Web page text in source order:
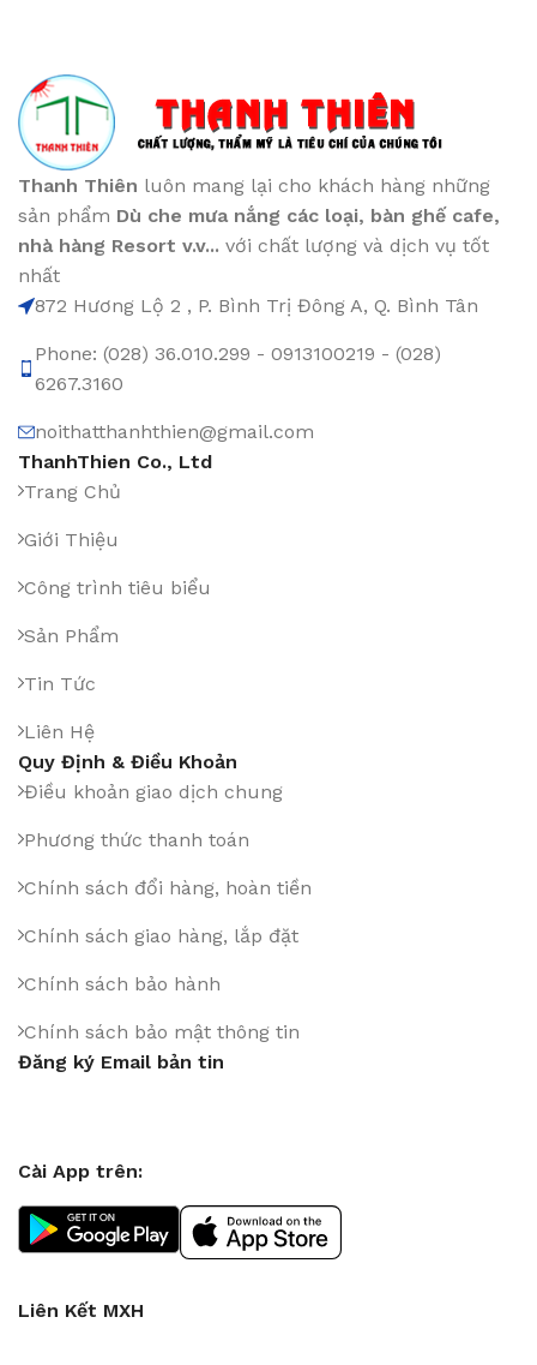
Thanh Thiên luôn mang lại cho khách hàng những
sản phẩm Dù che mưa nắng các loại, bàn ghế cafe,
nhà hàng Resort v.v... với chất lượng và dịch vụ tốt
nhất
872 Hương Lộ 2 , P. Bình Trị Đông A, Q. Bình Tân
Phone: (028) 36.010.299 - 0913100219 - (028)
6267.3160
noithatthanhthien@gmail.com
ThanhThien Co., Ltd
Trang Chủ
Giới Thiệu
Công trình tiêu biểu
Sản Phẩm
Tin Tức
Liên Hệ
Quy Định & Điều Khoản
Điều khoản giao dịch chung
Phương thức thanh toán
Chính sách đổi hàng, hoàn tiền
Chính sách giao hàng, lắp đặt
Chính sách bảo hành
Chính sách bảo mật thông tin
Đăng ký Email bản tin
Cài App trên:
Liên Kết MXH